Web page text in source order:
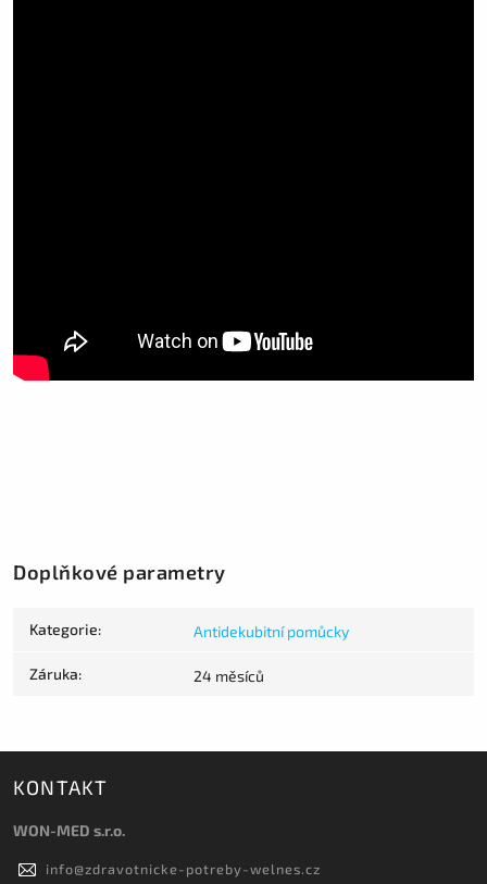
Doplňkové parametry
Kategorie: Antidekubitní pomůcky
Záruka: 24 měsíců
KONTAKT
WON-MED s.r.o.
info@zdravotnicke-potreby-welnes.cz